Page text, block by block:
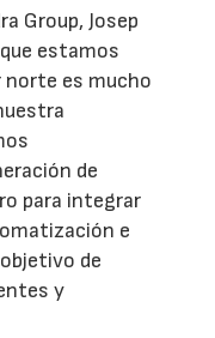
Group, Josep
estamos
norte es mucho
de
para integrar
e
de
y